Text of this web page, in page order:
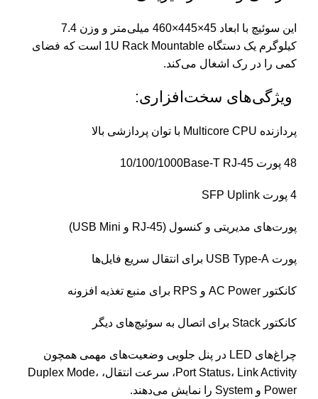
این سوئیچ با ابعاد 45×445×460 میلی‌متر و وزن 7.4
کیلوگرم یک دستگاه 1U Rack Mountable است که فضای
کمی را در رک اشغال می‌کند.
ویژگی‌های سخت‌افزاری:
پردازنده Multicore CPU با توان پردازشی بالا
48 پورت 10/100/1000Base-T RJ-45
4 پورت SFP Uplink
پورت‌های مدیریتی و کنسول (RJ-45 و USB Mini)
پورت USB Type-A برای انتقال سریع فایل‌ها
کانکتور AC Power و RPS برای منبع تغذیه افزونه
کانکتور Stack برای اتصال به سوئیچ‌های دیگر
چراغ‌های LED در پنل جلویی وضعیت‌های مهمی همچون
Port Status، Link Activity، سرعت انتقال، Duplex Mode،
Power و System را نمایش می‌دهند.